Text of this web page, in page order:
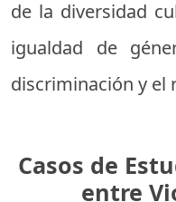
de la diversidad
igualdad de
discriminación y el
Casos de
entre